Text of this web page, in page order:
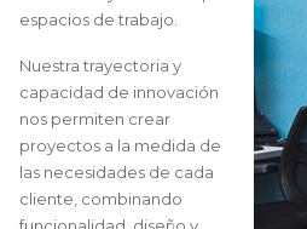
espacios de trabajo.
Nuestra trayectoria y
capacidad de innovación
nos permiten crear
proyectos a la medida de
las necesidades de cada
cliente, combinando